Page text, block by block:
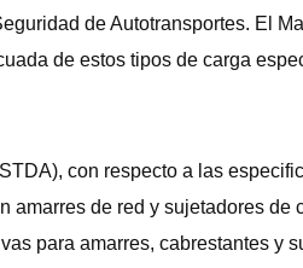
de Autotransportes. El
de estos tipos de carga
con respecto a las
de red y sujetadores de
para amarres, cabrestantes y